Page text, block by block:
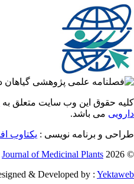
حقوق این وب سایت متعلق به
می باشد.
و برنامه نویسی :یکتاوب
Journal of Medicinal Plants
Designed & Developed by :